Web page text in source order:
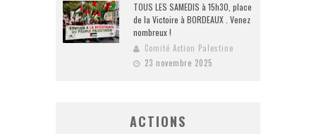
TOUS LES SAMEDIS à 15h30, place
de la Victoire à BORDEAUX . Venez
nombreux !
Comité Action Palestine
23 novembre 2025
ACTIONS